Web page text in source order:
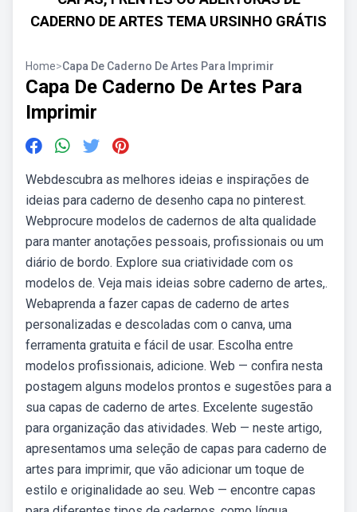
CADERNO DE ARTES TEMA URSINHO GRÁTIS
Home>Capa De Caderno De Artes Para Imprimir
Capa De Caderno De Artes Para
Imprimir
Webdescubra as melhores ideias e inspirações de
ideias para caderno de desenho capa no pinterest.
Webprocure modelos de cadernos de alta qualidade
para manter anotações pessoais, profissionais ou um
diário de bordo. Explore sua criatividade com os
modelos de. Veja mais ideias sobre caderno de artes,.
Webaprenda a fazer capas de caderno de artes
personalizadas e descoladas com o canva, uma
ferramenta gratuita e fácil de usar. Escolha entre
modelos profissionais, adicione. Web — confira nesta
postagem alguns modelos prontos e sugestões para a
sua capas de caderno de artes. Excelente sugestão
para organização das atividades. Web — neste artigo,
apresentamos uma seleção de capas para caderno de
artes para imprimir, que vão adicionar um toque de
estilo e originalidade ao seu. Web — encontre capas